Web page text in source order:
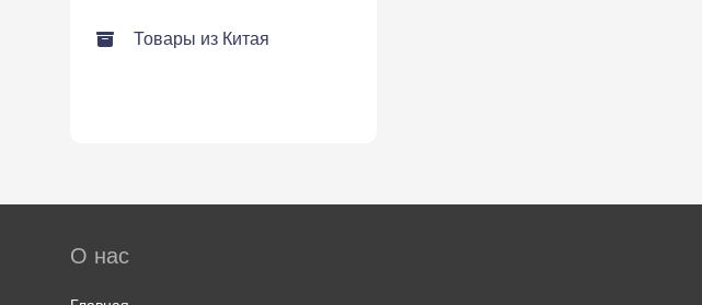
Товары из Китая
О нас